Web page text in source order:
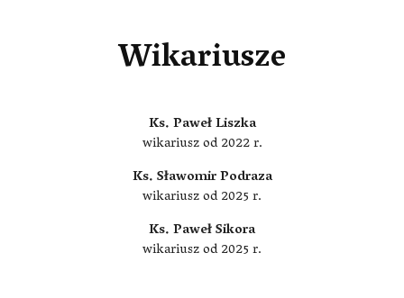
Wikariusze
Ks. Paweł Liszka
wikariusz od 2022 r.
Ks. Sławomir Podraza
wikariusz od 2025 r.
Ks. Paweł Sikora
wikariusz od 2025 r.